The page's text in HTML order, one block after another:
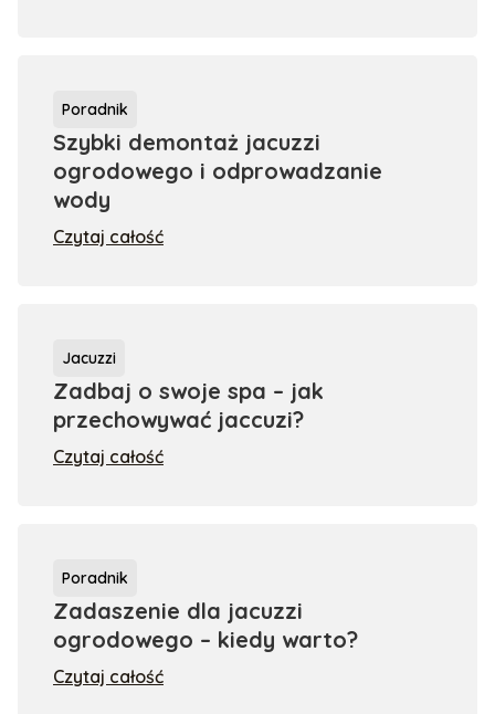
Poradnik
Szybki demontaż jacuzzi
ogrodowego i odprowadzanie
wody
Czytaj całość
Jacuzzi
Zadbaj o swoje spa – jak
przechowywać jaccuzi?
Czytaj całość
Poradnik
Zadaszenie dla jacuzzi
ogrodowego – kiedy warto?
Czytaj całość